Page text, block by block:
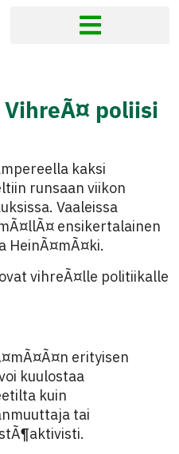
poliisi
kaksi
runsaan viikon
Vaaleissa
ensikertalainen
HeinÃ¤mÃ¤ki.
vihreÃ¤lle politiikalle
erityisen
kuulostaa
kuin
tai